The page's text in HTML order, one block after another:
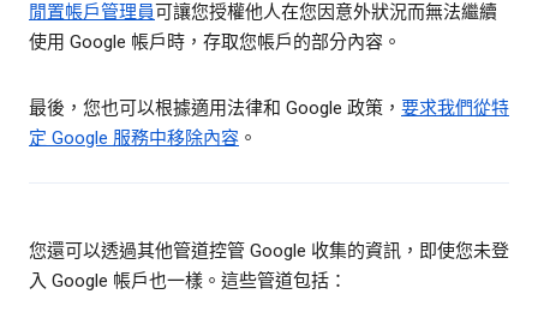
閒置帳戶管理員可讓您授權他人在您因意外狀況而無法繼續
使用 Google 帳戶時，存取您帳戶的部分內容。
最後，您也可以根據適用法律和 Google 政策， 要求我們從特
定 Google 服務中移除內容 。
您還可以透過其他管道控管 Google 收集的資訊，即使您未登
入 Google 帳戶也一樣。這些管道包括：